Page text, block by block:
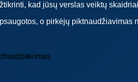
kad jūsų verslas veiktų
o pirkėjų piktnaudžiavimas